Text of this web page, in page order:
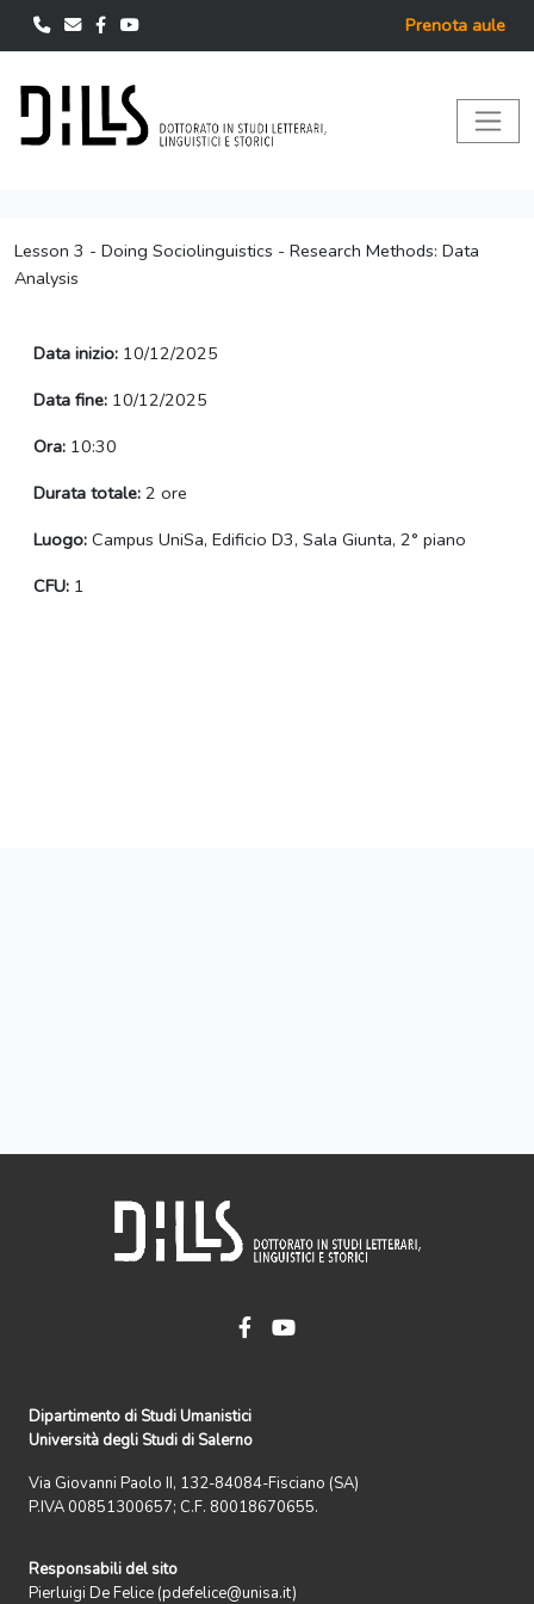
Prenota aule
Lesson 3 - Doing Sociolinguistics - Research Methods: Data
Analysis
Data inizio: 10/12/2025
Data fine: 10/12/2025
Ora: 10:30
Durata totale: 2 ore
Luogo: Campus UniSa, Edificio D3, Sala Giunta, 2° piano
CFU: 1
Dipartimento di Studi Umanistici
Università degli Studi di Salerno
Via Giovanni Paolo II, 132-84084-Fisciano (SA)
P.IVA 00851300657; C.F. 80018670655.
Responsabili del sito
Pierluigi De Felice (pdefelice@unisa.it)